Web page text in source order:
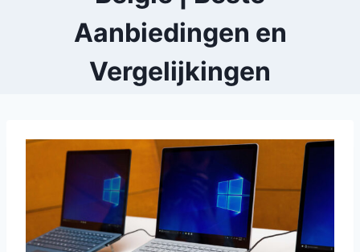
Aanbiedingen en
Vergelijkingen